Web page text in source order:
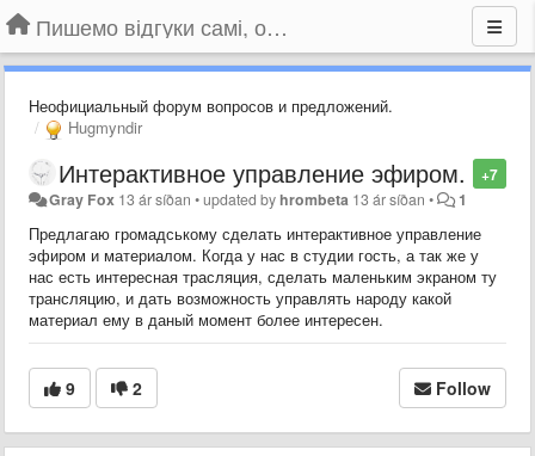
Пишемо відгуки самі, обговорюємо інші ідеї та пропозиції до Громадського Телебачення
Неофициальный форум вопросов и предложений.
Hugmyndir
+7
Интерактивное управление эфиром.
Gray Fox 13 ár síðan •updated byhrombeta 13 ár síðan • 1
Предлагаю громадському сделать интерактивное управление
эфиром и материалом. Когда у нас в студии гость, а так же у
нас есть интересная трасляция, сделать маленьким экраном ту
трансляцию, и дать возможность управлять народу какой
материал ему в даный момент более интересен.
9 2 Follow